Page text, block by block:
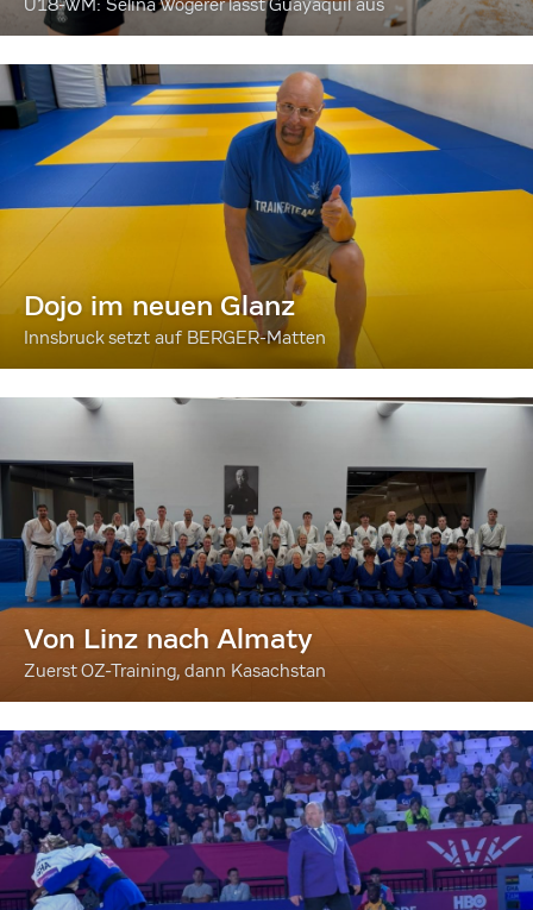
U18-WM: Selina Wögerer lässt Guayaquil aus
Dojo im neuen Glanz
Innsbruck setzt auf BERGER-Matten
Von Linz nach Almaty
Zuerst OZ-Training, dann Kasachstan